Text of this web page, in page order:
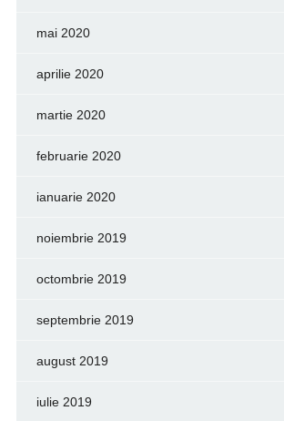
mai 2020
aprilie 2020
martie 2020
februarie 2020
ianuarie 2020
noiembrie 2019
octombrie 2019
septembrie 2019
august 2019
iulie 2019